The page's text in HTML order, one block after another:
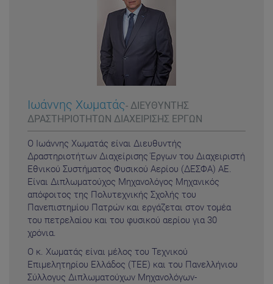
Ιωάννης Χωματάς- ΔΙΕΥΘΥΝΤΗΣ
ΔΡΑΣΤΗΡΙΟΤΗΤΩΝ ΔΙΑΧΕΙΡΙΣΗΣ ΕΡΓΩΝ
Ο Ιωάννης Χωματάς είναι Διευθυντής
Δραστηριοτήτων Διαχείρισης Έργων του Διαχειριστή
Εθνικού Συστήματος Φυσικού Αερίου (ΔΕΣΦΑ) ΑΕ.
Είναι Διπλωματούχος Μηχανολόγος Μηχανικός
απόφοιτος της Πολυτεχνικής Σχολής του
Πανεπιστημίου Πατρών και εργάζεται στον τομέα
του πετρελαίου και του φυσικού αερίου για 30
χρόνια.
Ο κ. Χωματάς είναι μέλος του Τεχνικού
Επιμελητηρίου Ελλάδος (ΤΕΕ) και του Πανελλήνιου
Σύλλογυς Διπλωματούχων Μηχανολόγων-